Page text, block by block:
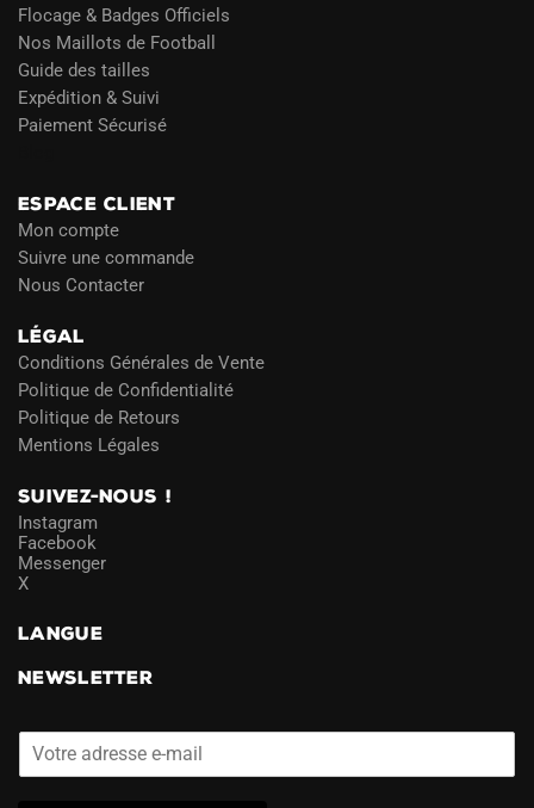
Flocage & Badges Officiels
Nos Maillots de Football
Guide des tailles
Expédition & Suivi
Paiement Sécurisé
ESPACE CLIENT
Mon compte
Suivre une commande
Nous Contacter
LÉGAL
Conditions Générales de Vente
Politique de Confidentialité
Politique de Retours
Mentions Légales
SUIVEZ-NOUS !
Instagram
Facebook
Messenger
X
LANGUE
NEWSLETTER